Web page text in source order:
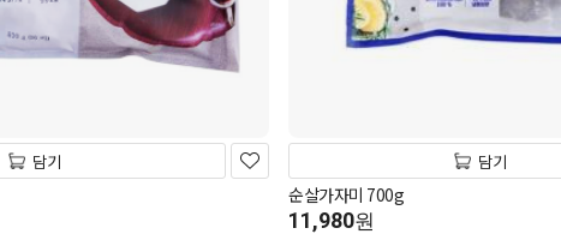
담기 담기
순살가자미 700g
11,980원